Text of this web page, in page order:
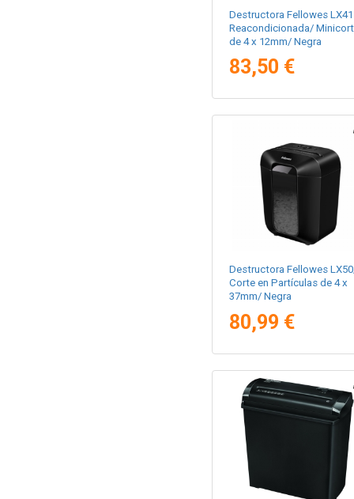
Destructora Fellowes LX41
Reacondicionada/
de 4 x 12mm/ Negra
83,50 €
Destructora Fellowes
Corte en Partículas de 4 x
37mm/ Negra
80,99 €